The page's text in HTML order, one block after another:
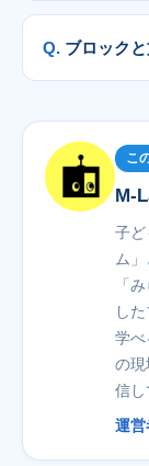
ブロック
こ
M-
子ど
ム
「
し
学べ
の現
信し
運